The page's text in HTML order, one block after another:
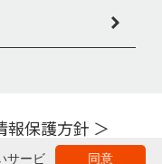
報保護方針
All Rights Reserved.
同意
サービ